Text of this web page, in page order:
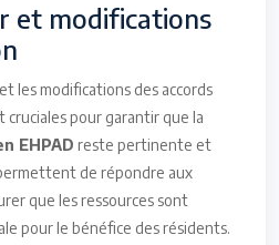
et modifications
les modifications des accords
pour garantir que la
EHPAD reste pertinente et
de répondre aux
que les ressources sont
pour le bénéfice des résidents.